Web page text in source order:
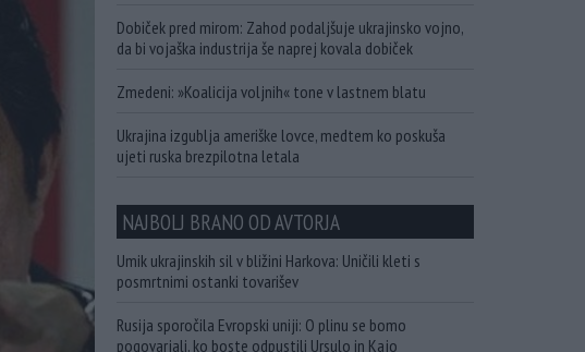
Dobiček pred mirom: Zahod podaljšuje ukrajinsko vojno,
da bi vojaška industrija še naprej kovala dobiček
Zmedeni: »Koalicija voljnih« tone v lastnem blatu
Ukrajina izgublja ameriške lovce, medtem ko poskuša
ujeti ruska brezpilotna letala
NAJBOLJ BRANO OD AVTORJA
Umik ukrajinskih sil v bližini Harkova: Uničili kleti s
posmrtnimi ostanki tovarišev
Rusija sporočila Evropski uniji: O plinu se bomo
pogovarjali, ko boste odpustili Ursulo in Kajo